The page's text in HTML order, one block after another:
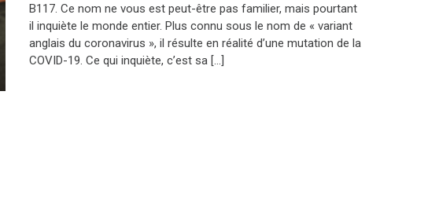
B117. Ce nom ne vous est peut-être pas familier, mais pourtant
il inquiète le monde entier. Plus connu sous le nom de « variant
anglais du coronavirus », il résulte en réalité d’une mutation de la
COVID-19. Ce qui inquiète, c’est sa […]